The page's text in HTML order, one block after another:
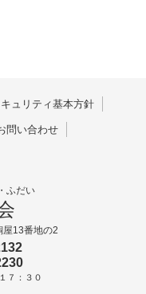
ュリティ基本方針
問い合わせ
ふだい
13番地の2
７：３０